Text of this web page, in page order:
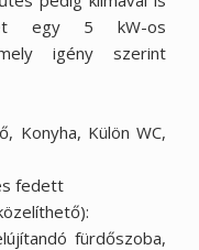
egy 5 kW-os
igény szerint
Konyha, Külön WC,
fedett
fürdőszoba,